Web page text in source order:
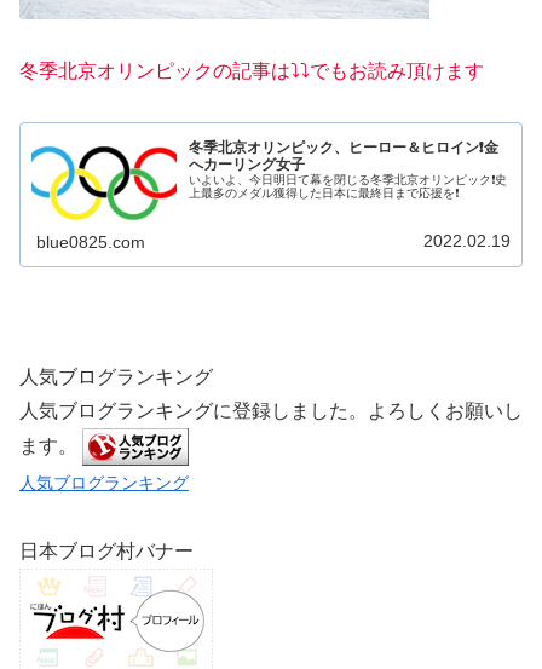
冬季北京オリンピックの記事は⤵️⤵️でもお読み頂けます
冬季北京オリンピック、ヒーロー＆ヒロイン❗金
へカーリング女子
いよいよ、今日明日て幕を閉じる冬季北京オリンピック❗史
上最多のメダル獲得した日本に最終日まで応援を❗
blue0825.com 2022.02.19
人気ブログランキング
人気ブログランキングに登録しました。よろしくお願いし
ます。
人気ブログランキング
日本ブログ村バナー